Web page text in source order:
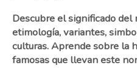
Descubre el significado del
etimología, variantes,
culturas. Aprende sobre la
famosas que llevan este